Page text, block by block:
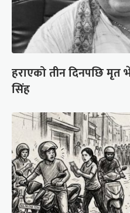
हराएको तीन दिनपछि मृत
सिंह